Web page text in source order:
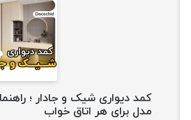
کمد دیواری شیک و جادار ؛
مدل برای هر اتاق خواب